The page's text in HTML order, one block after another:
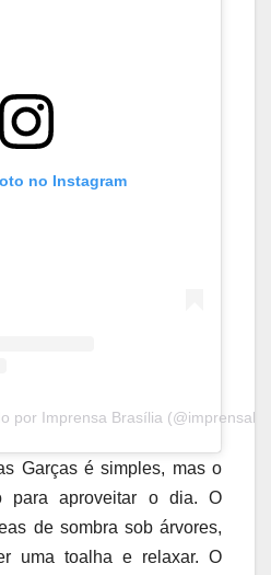
no Instagram
por Imprensa Brasília
Garças é simples, mas o
para aproveitar o dia. O
de sombra sob árvores,
uma toalha e relaxar. O